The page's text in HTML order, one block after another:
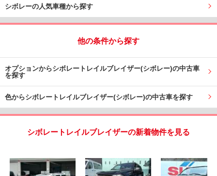
シボレーの人気車種から探す
他の条件から探す
オプションからシボレートレイルブレイザー(シボレー)の中古車
を探す
色からシボレートレイルブレイザー(シボレー)の中古車を探す
シボレートレイルブレイザーの新着物件を見る